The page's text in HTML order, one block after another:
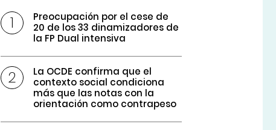
Preocupación por el cese de
20 de los 33 dinamizadores de
la FP Dual intensiva
La OCDE confirma que el
contexto social condiciona
más que las notas con la
orientación como contrapeso